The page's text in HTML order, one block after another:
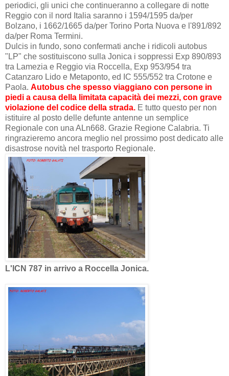
periodici, gli unici che continueranno a collegare di notte
Reggio con il nord Italia saranno i 1594/1595 da/per
Bolzano, i 1662/1665 da/per Torino Porta Nuova e l'891/892
da/per Roma Termini.
Dulcis in fundo, sono confermati anche i ridicoli autobus
"LP" che sostituiscono sulla Jonica i soppressi Exp 890/893
tra Lamezia e Reggio via Roccella, Exp 953/954 tra
Catanzaro Lido e Metaponto, ed IC 555/552 tra Crotone e
Paola. Autobus che spesso viaggiano con persone in
piedi a causa della limitata capacità dei mezzi, con grave
violazione del codice della strada. E tutto questo per non
istituire al posto delle defunte antenne un semplice
Regionale con una ALn668. Grazie Regione Calabria. Ti
ringrazieremo ancora meglio nel prossimo post dedicato alle
disastrose novità nel trasporto Regionale.
L'ICN 787 in arrivo a Roccella Jonica.